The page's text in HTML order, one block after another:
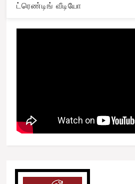
ட்ரெண்டிங் வீடியோ